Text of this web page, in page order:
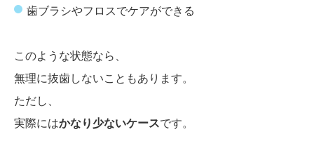
歯ブラシやフロスでケアができる
このような状態なら、
無理に抜歯しないこともあります。
ただし、
実際にはかなり少ないケースです。